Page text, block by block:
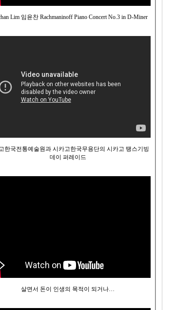
Yunchan Lim 임윤찬 Rachmaninoff Piano Concert No.3 in D-Miner
한국전통예술원과 시카고한국무용단의 시카고 땡스기빙
데이 퍼레이드
살면서 돈이 인생의 목적이 되거나…